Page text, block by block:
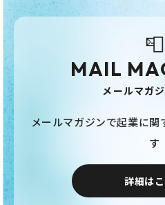
📮
MAIL
メールマガ
メールマガジンで起業に
す
詳細は